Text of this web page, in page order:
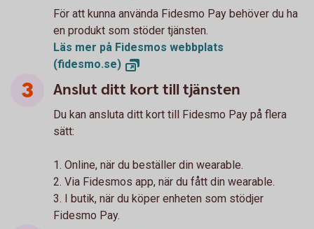
För att kunna använda Fidesmo Pay behöver du ha
en produkt som stöder tjänsten.
Läs mer på Fidesmos webbplats
(fidesmo.se)
Anslut ditt kort till tjänsten
Du kan ansluta ditt kort till Fidesmo Pay på flera
sätt:
1. Online, när du beställer din wearable.
2. Via Fidesmos app, när du fått din wearable.
3. I butik, när du köper enheten som stödjer
Fidesmo Pay.